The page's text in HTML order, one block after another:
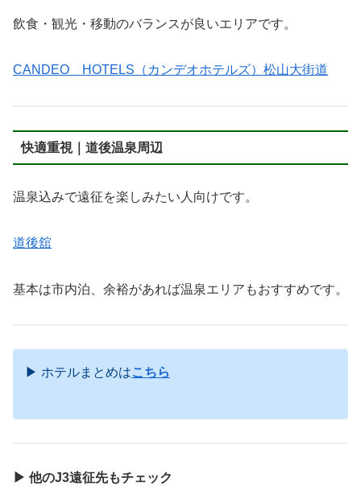
飲食・観光・移動のバランスが良いエリアです。
CANDEO HOTELS（カンデオホテルズ）松山大街道
快適重視｜道後温泉周辺
温泉込みで遠征を楽しみたい人向けです。
道後舘
基本は市内泊、余裕があれば温泉エリアもおすすめです。
▶ ホテルまとめはこちら
▶ 他のJ3遠征先もチェック